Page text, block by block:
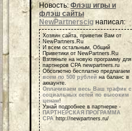
Новость:Флэш игры и
флэш сайты
NewPartnerscig написал:
Хозяин сайта, приветик Вам от
NewPartners.Ru
И всем остальным, Общий
Приветики от NewPartners.Ru
Взгляньте на новую программу для
партнеров СРА newpartners.ru
Обсолютно бесплатно предлагаем
всем по 500 рублей на баланс в
аккаунте.
Оплачиваем весь Ваш трафик с
социальных сетей по высоким
ценам!
Узнай подробнее в партнерке -
ПАРТНЕРСКАЯ ПРОГРАММА
СРАhttp://newpartners.ru/